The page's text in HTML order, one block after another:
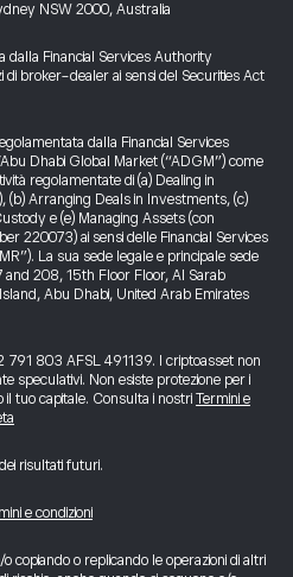
NSW 2000, Australia
dalla Financial Services Authority
di broker-dealer ai sensi del Securities Act
dalla Financial Services
Dhabi Global Market (“ADGM”) come
regolamentate di (a) Dealing in
(b) Arranging Deals in Investments, (c)
e (e) Managing Assets (con
220073) ai sensi delle Financial Services
La sua sede legale e principale sede
208, 15th Floor Floor, Al Sarab
Abu Dhabi, United Arab Emirates
791 803 AFSL 491139. I criptoasset non
speculativi. Non esiste protezione per i
tuo capitale. Consulta i nostri Termini e
risultati futuri.
e condizioni
copiando o replicando le operazioni di altri